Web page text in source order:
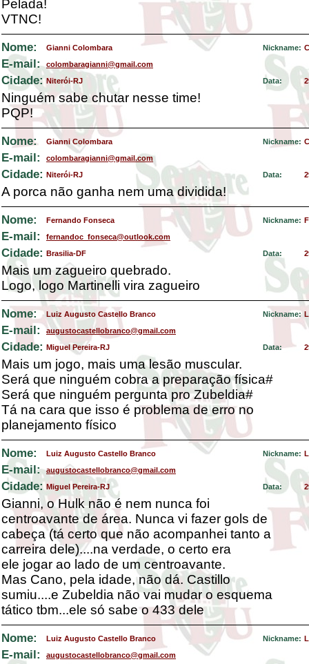
Pelada!
VTNC!
Nome: Gianni Colombara Nickname:
E-mail: colombaragianni@gmail.com
Cidade: Niterói-RJ Data:
Ninguém sabe chutar nesse time!
PQP!
Nome: Gianni Colombara Nickname:
E-mail: colombaragianni@gmail.com
Cidade: Niterói-RJ Data:
A porca não ganha nem uma dividida!
Nome: Fernando Fonseca Nickname:
E-mail: fernandoc_fonseca@outlook.com
Cidade: Brasilia-DF Data:
Mais um zagueiro quebrado.
Logo, logo Martinelli vira zagueiro
Nome: Luiz Augusto Castello Branco Nickname:
E-mail: augustocastellobranco@gmail.com
Cidade: Miguel Pereira-RJ Data:
Mais um jogo, mais uma lesão muscular.
Será que ninguém cobra a preparação física#
Será que ninguém pergunta pro Zubeldia#
Tá na cara que isso é problema de erro no
planejamento físico
Nome: Luiz Augusto Castello Branco Nickname:
E-mail: augustocastellobranco@gmail.com
Cidade: Miguel Pereira-RJ Data:
Gianni, o Hulk não é nem nunca foi
centroavante de área. Nunca vi fazer gols de
cabeça (tá certo que não acompanhei tanto a
carreira dele)....na verdade, o certo era
ele jogar ao lado de um centroavante.
Mas Cano, pela idade, não dá. Castillo
sumiu....e Zubeldia não vai mudar o esquema
tático tbm...ele só sabe o 433 dele
Nome: Luiz Augusto Castello Branco Nickname:
E-mail: augustocastellobranco@gmail.com